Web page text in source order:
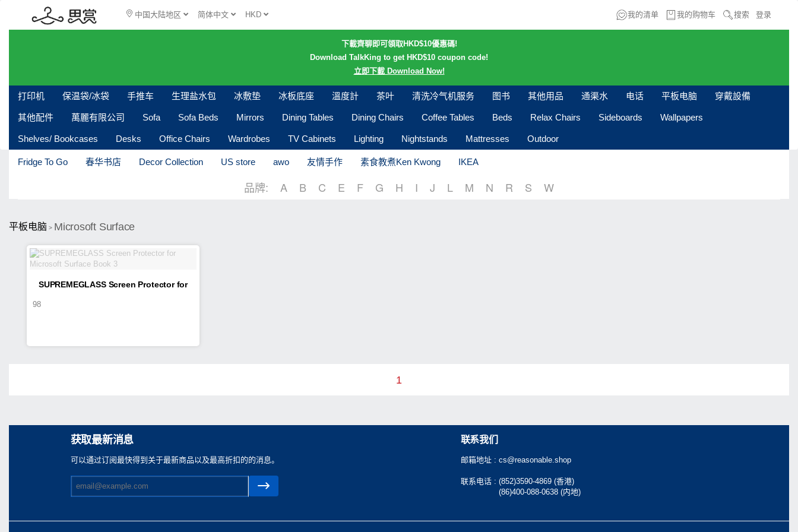
中国大陆地区 简体中文 HKD 我的清单 我的购物车 搜索 登录
下載齊聊即可領取HKD$10優惠碼!
Download TalkKing to get HKD$10 coupon code!
立即下載 Download Now!
打印机 保温袋/冰袋 手推车 生理盐水包 冰敷垫 冰板底座 溫度計 茶叶 清洗冷气机服务 图书 其他用品 通渠水 电话 平板电脑 穿戴設備
其他配件 萬麗有限公司 Sofa Sofa Beds Mirrors Dining Tables Dining Chairs Coffee Tables Beds Relax Chairs Sideboards Wallpapers
Shelves/ Bookcases Desks Office Chairs Wardrobes TV Cabinets Lighting Nightstands Mattresses Outdoor
Fridge To Go 春华书店 Decor Collection US store awo 友情手作 素食教煮Ken Kwong IKEA
品牌: A B C E F G H I J L M N R S W
平板电脑 > Microsoft Surface
SUPREMEGLASS Screen Protector for
98
1
获取最新消息
可以通过订阅最快得到关于最新商品以及最高折扣的的消息。
联系我们
邮箱地址 : cs@reasonable.shop
联系电话 : (852)3590-4869 (香港)
(86)400-088-0638 (内地)